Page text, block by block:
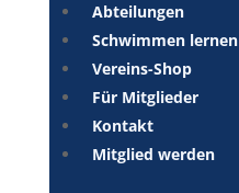
Abteilungen
Schwimmen lernen
Vereins-Shop
Für Mitglieder
Kontakt
Mitglied werden